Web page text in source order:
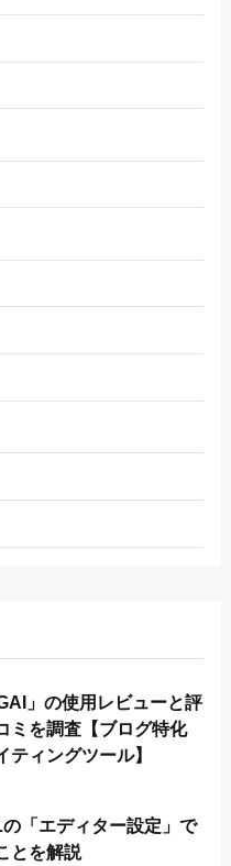
」の使用レビューと評
ミを調査【ブログ特化
ティングツール】
「エディター設定」で
とを解説